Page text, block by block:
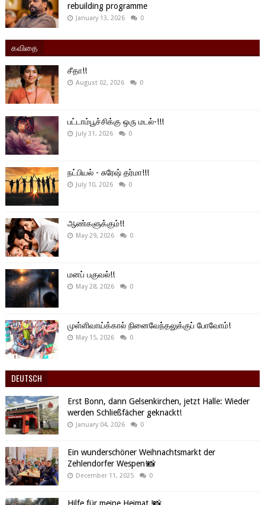
rebuilding programme
January 13, 2026 0
கவிதை
சீதா!!
August 02, 2026 0
பட்டாம்பூச்சிக்கு ஒரு மடல்-!!!
July 31, 2026 0
நட்பியல் - சுரேஷ் தர்மா!!!
July 10, 2026 0
ஆண்களுக்கும்!!
May 29, 2026 0
மனப் பகுவல்!!
May 28, 2026 0
முள்ளிவாய்க்கால் நினைவேந்தலுக்குப் போவோம்!
May 15, 2026 0
DEUTSCH
Erst Bonn, dann Gelsenkirchen, jetzt Halle: Wieder
werden Schließfächer geknackt!
January 04, 2026 0
Ein wunderschöner Weihnachtsmarkt der
Zehlendorfer Wespen!📸
December 11, 2025 0
Hilfe für meine Heimat.!📸